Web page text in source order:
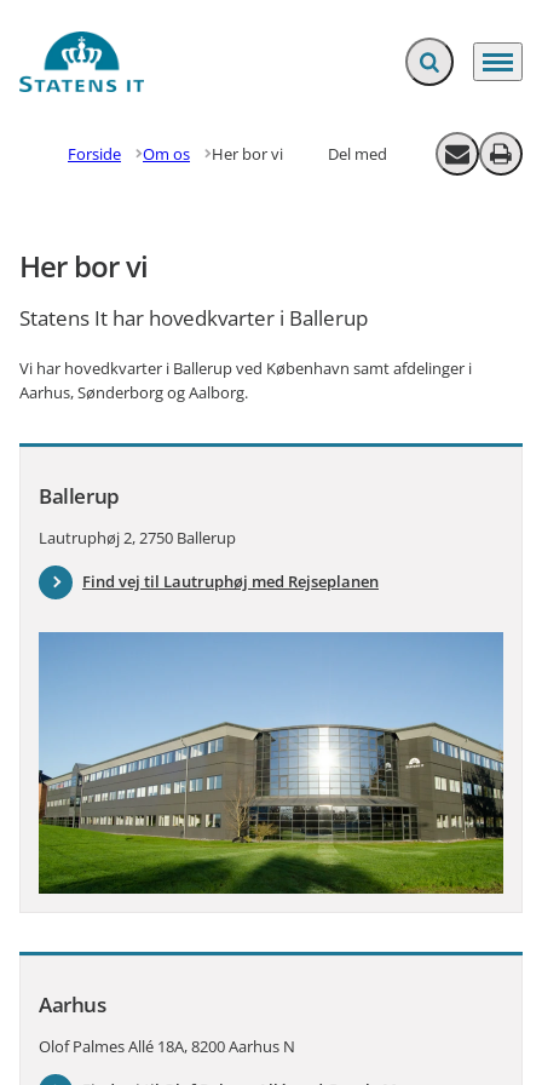
Gå til forsiden Fold søgefelt ud
Menu
Forside Om os Her bor vi Del med Send email
Print
Her bor vi
Statens It har hovedkvarter i Ballerup
Vi har hovedkvarter i Ballerup ved København samt afdelinger i
Aarhus, Sønderborg og Aalborg.
Ballerup
Lautruphøj 2, 2750 Ballerup
Find vej til Lautruphøj med Rejseplanen
Aarhus
Olof Palmes Allé 18A, 8200 Aarhus N